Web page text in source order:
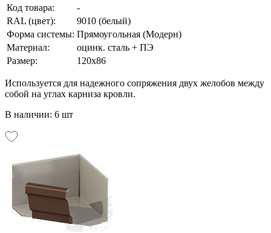
Код товара:
-
RAL (цвет):
9010 (белый)
Форма системы: Прямоугольная (Модерн)
Материал:
оцинк. сталь + ПЭ
Размер:
120х86
Используется для надежного сопряжения двух желобов между
собой на углах карниза кровли.
В наличии: 6 шт